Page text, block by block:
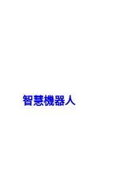
智慧機器人